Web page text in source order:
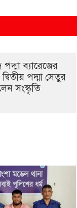
ব্যারেজের
পদ্মা সেতুর
সংস্কৃতি